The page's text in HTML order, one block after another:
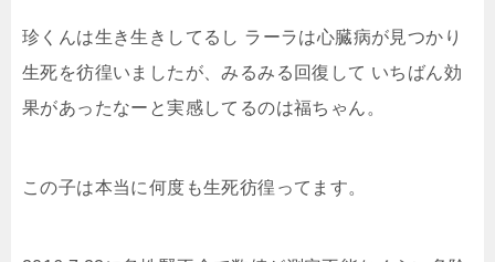
珍くんは生き生きしてるし ラーラは心臓病が見つかり
生死を彷徨いましたが、みるみる回復して いちばん効
果があったなーと実感してるのは福ちゃん。
この子は本当に何度も生死彷徨ってます。